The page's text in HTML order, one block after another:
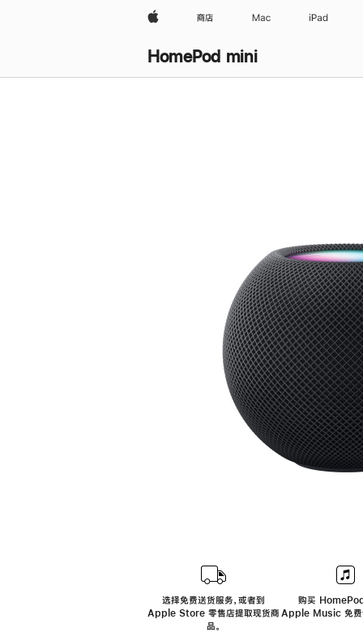
Apple 商店 Mac iPad
HomePod mini
选择免费送货服务，或者到
Apple Store 零售店提取现货商
品。
购买
Apple Music 免费